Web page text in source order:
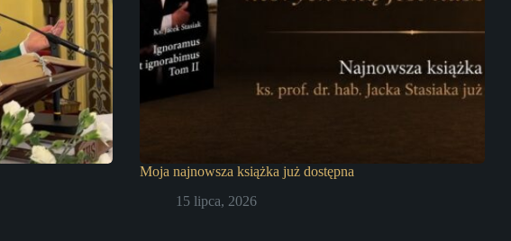
Moja najnowsza książka już dostępna
15 lipca, 2026